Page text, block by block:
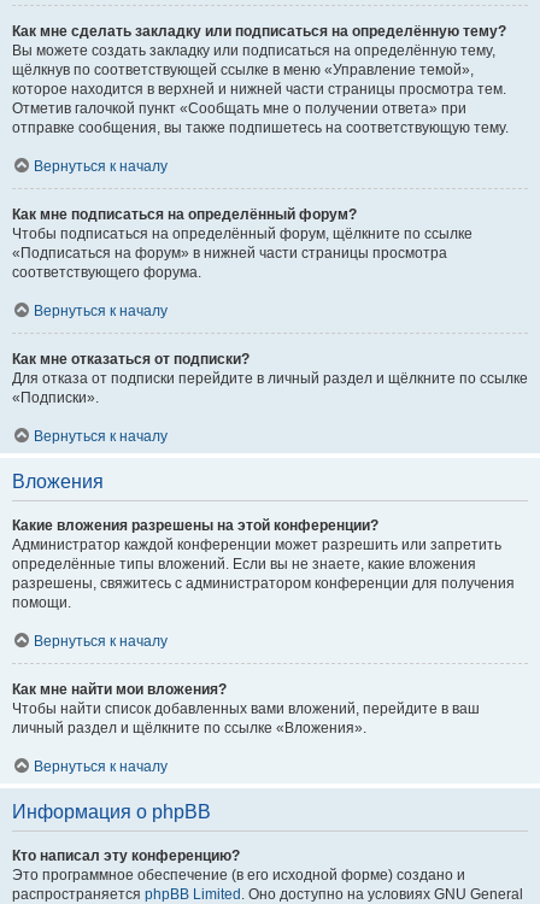
Как мне сделать закладку или подписаться на определённую тему?
Вы можете создать закладку или подписаться на определённую тему,
щёлкнув по соответствующей ссылке в меню «Управление темой»,
которое находится в верхней и нижней части страницы просмотра тем.
Отметив галочкой пункт «Сообщать мне о получении ответа» при
отправке сообщения, вы также подпишетесь на соответствующую тему.
Вернуться к началу
Как мне подписаться на определённый форум?
Чтобы подписаться на определённый форум, щёлкните по ссылке
«Подписаться на форум» в нижней части страницы просмотра
соответствующего форума.
Вернуться к началу
Как мне отказаться от подписки?
Для отказа от подписки перейдите в личный раздел и щёлкните по ссылке
«Подписки».
Вернуться к началу
Вложения
Какие вложения разрешены на этой конференции?
Администратор каждой конференции может разрешить или запретить
определённые типы вложений. Если вы не знаете, какие вложения
разрешены, свяжитесь с администратором конференции для получения
помощи.
Вернуться к началу
Как мне найти мои вложения?
Чтобы найти список добавленных вами вложений, перейдите в ваш
личный раздел и щёлкните по ссылке «Вложения».
Вернуться к началу
Информация о phpBB
Кто написал эту конференцию?
Это программное обеспечение (в его исходной форме) создано и
распространяется phpBB Limited . Оно доступно на условиях GNU General